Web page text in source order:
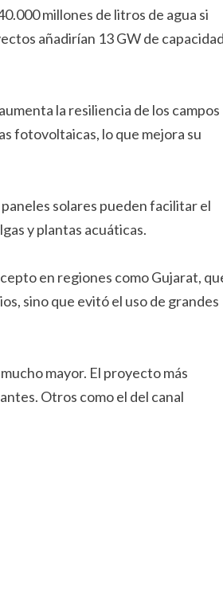
millones de litros de agua si
añadirían 13 GW de
la resiliencia de los campos
fotovoltaicas, lo que mejora su
solares pueden facilitar el
y plantas acuáticas.
en regiones como Gujarat,
sino que evitó el uso de grandes
mayor. El proyecto más
Otros como el del canal